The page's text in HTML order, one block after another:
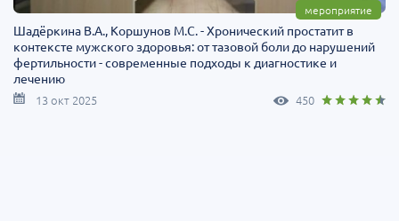
мероприятие
Шадёркина В.А., Коршунов М.C. - Хронический простатит в
контексте мужского здоровья: от тазовой боли до нарушений
фертильности - современные подходы к диагностике и
лечению
13 окт 2025 450